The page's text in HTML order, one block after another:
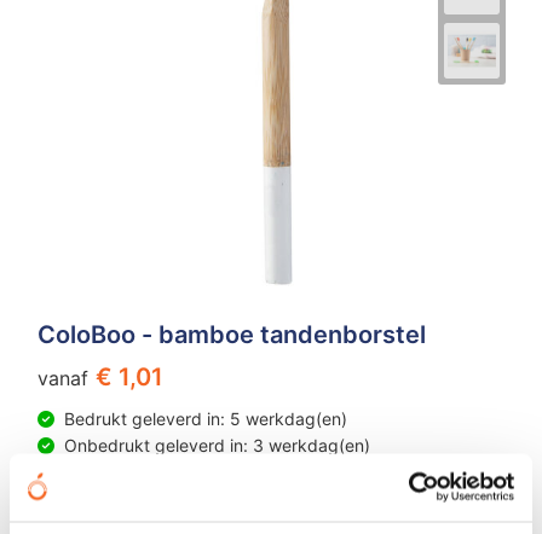
ColoBoo - bamboe tandenborstel
vanaf € 1,01
Bedrukt geleverd in: 5 werkdag(en)
Onbedrukt geleverd in: 3 werkdag(en)